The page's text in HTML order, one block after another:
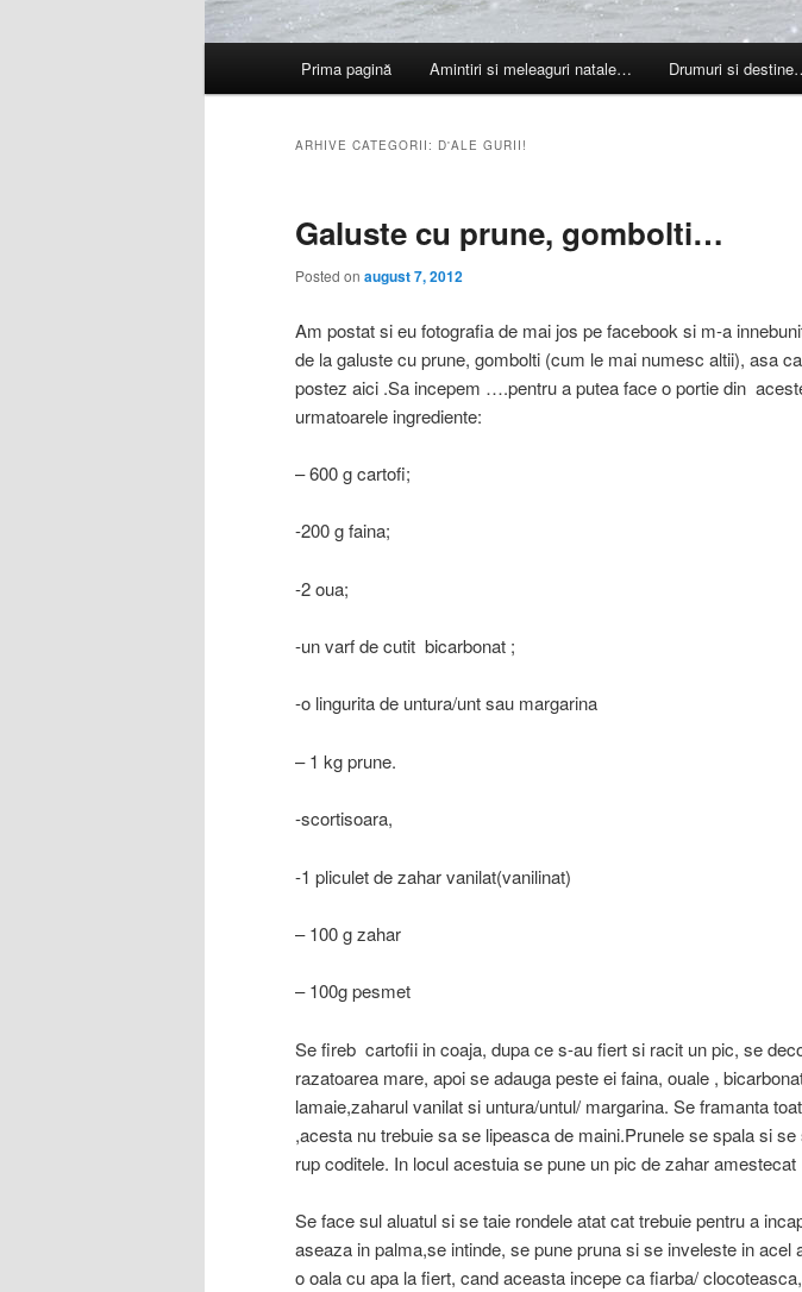
Prima pagină Amintiri si meleaguri natale… Drumuri si
ARHIVE CATEGORII: D'ALE GURII!
Galuste cu prune, gombolti…
Posted on august 7, 2012
Am postat si eu fotografia de mai jos pe facebook si m-a
de la galuste cu prune, gombolti (cum le mai numesc altii), asa
postez aici .Sa incepem ….pentru a putea face o portie din
urmatoarele ingrediente:
– 600 g cartofi;
-200 g faina;
-2 oua;
-un varf de cutit bicarbonat ;
-o lingurita de untura/unt sau margarina
– 1 kg prune.
-scortisoara,
-1 pliculet de zahar vanilat(vanilinat)
– 100 g zahar
– 100g pesmet
Se fireb cartofii in coaja, dupa ce s-au fiert si racit un pic, se
razatoarea mare, apoi se adauga peste ei faina, ouale ,
lamaie,zaharul vanilat si untura/untul/ margarina. Se framanta
,acesta nu trebuie sa se lipeasca de maini.Prunele se spala si
rup coditele. In locul acestuia se pune un pic de zahar
Se face sul aluatul si se taie rondele atat cat trebuie pentru a
aseaza in palma,se intinde, se pune pruna si se inveleste in acel
o oala cu apa la fiert, cand aceasta incepe ca fiarba/